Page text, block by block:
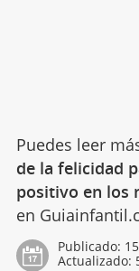
Puedes leer
de la felicidad
positivo en los
en
Publicado:
Actualizado: